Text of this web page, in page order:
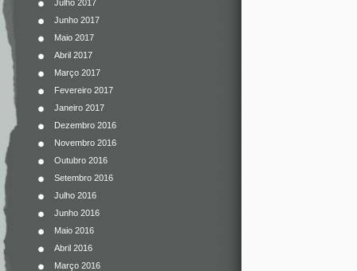
Julho 2017
Junho 2017
Maio 2017
Abril 2017
Março 2017
Fevereiro 2017
Janeiro 2017
Dezembro 2016
Novembro 2016
Outubro 2016
Setembro 2016
Julho 2016
Junho 2016
Maio 2016
Abril 2016
Março 2016